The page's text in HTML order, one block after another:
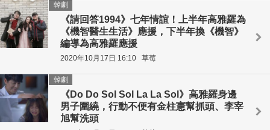
《請回答1994》七年情誼！上半年高雅羅為
《機智醫生生活》應援，下半年換《機智》
編導為高雅羅應援
韓劇
2020年10月17日 16:10 草莓
《Do Do Sol Sol La La Sol》高雅羅身邊
男子圍繞，行動不便有金柱憲幫抓頭、李宰
旭幫洗頭
韓劇